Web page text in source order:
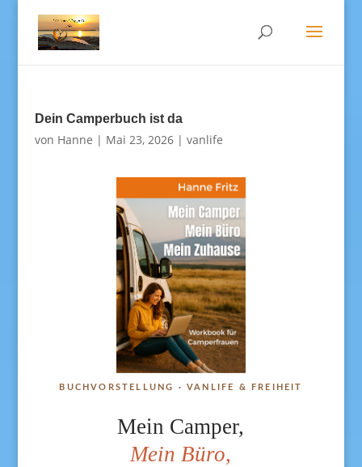
Dein Camperbuch ist da
von Hanne | Mai 23, 2026| vanlife
BUCHVORSTELLUNG · VANLIFE & FREIHEIT
Mein Camper,
Mein Büro,